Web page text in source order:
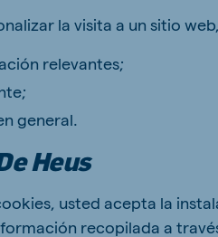
la visita a un sitio
relevantes;
general.
Heus
usted acepta la
recopilada a
Africa